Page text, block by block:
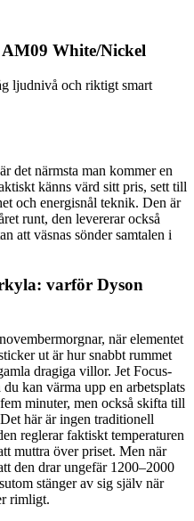
White/Nickel
ljudnivå och riktigt smart
det närmsta man kommer en
känns värd sitt pris, sett till
och energisnål teknik. Den är
runt, den levererar också
att väsnas sönder samtalen i
varför Dyson
när elementet
ut är hur snabbt rummet
dragiga villor. Jet Focus-
kan värma upp en arbetsplats
minuter, men också skifta till
här är ingen traditionell
reglerar faktiskt temperaturen
muttra över priset. Men när
den drar ungefär 1200–2000
stänger av sig själv när
rimligt.